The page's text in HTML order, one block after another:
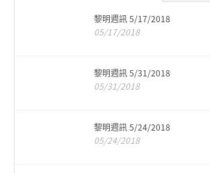
黎明週訊 5/17/2018
05/17/2018
黎明週訊 5/31/2018
05/31/2018
黎明週訊 5/24/2018
05/24/2018